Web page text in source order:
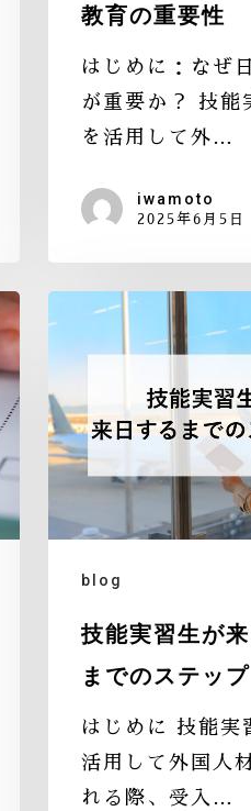
教育の重要性
はじめに：なぜ
が重要か？ 技能
を活用して外…
iwamoto
2025年6月5日
blog
技能実習生が
までのステップ
はじめに 技能実
活用して外国人
れる際、受入…